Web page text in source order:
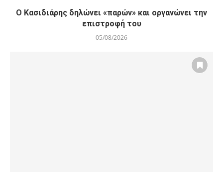
Ο Κασιδιάρης δηλώνει «παρών» και οργανώνει την
επιστροφή του
05/08/2026